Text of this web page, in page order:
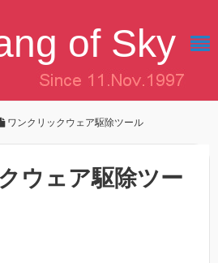
of Sky
ワンクリックウェア駆除ツール
ウェア駆除ツー